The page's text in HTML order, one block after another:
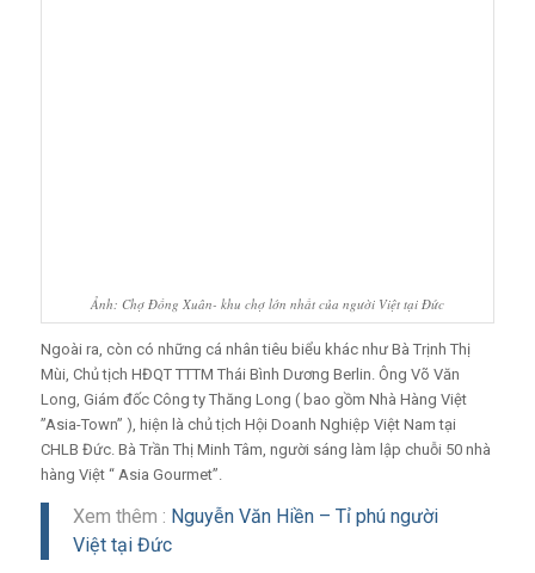
Ảnh: Chợ Đồng Xuân- khu chợ lớn nhất của người Việt tại Đức
Ngoài ra, còn có những cá nhân tiêu biểu khác như Bà Trịnh Thị
Mùi, Chủ tịch HĐQT TTTM Thái Bình Dương Berlin. Ông Võ Văn
Long, Giám đốc Công ty Thăng Long ( bao gồm Nhà Hàng Việt
”Asia-Town” ), hiện là chủ tịch Hội Doanh Nghiệp Việt Nam tại
CHLB Đức. Bà Trần Thị Minh Tâm, người sáng làm lập chuỗi 50 nhà
hàng Việt “ Asia Gourmet”.
Xem thêm : Nguyễn Văn Hiền – Tỉ phú người
Việt tại Đức